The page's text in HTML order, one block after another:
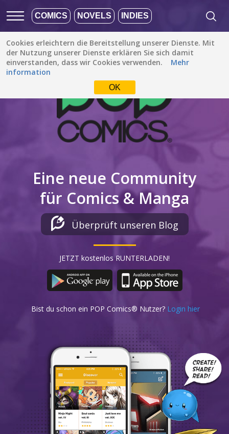
COMICS NOVELS INDIES
Cookies erleichtern die Bereitstellung unserer Dienste. Mit
der Nutzung unserer Dienste erklären Sie sich damit
einverstanden, dass wir Cookies verwenden.
Mehr
information
OK
Eine neue Community
für Comics & Manga
Überprüft unseren Blog
JETZT kostenlos RUNTERLADEN!
Bist du schon ein POP Comics® Nutzer? Login hier